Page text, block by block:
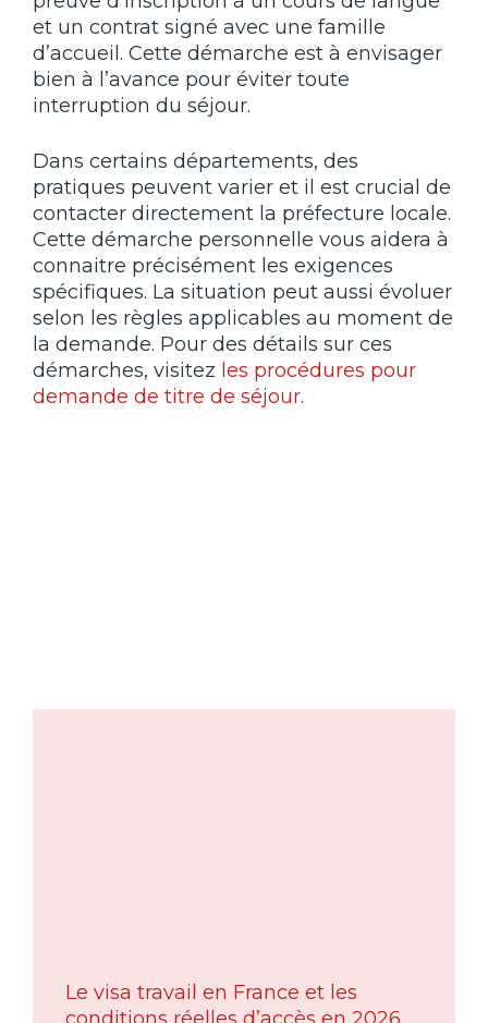
et un contrat signé avec une famille
d’accueil. Cette démarche est à envisager
bien à l’avance pour éviter toute
interruption du séjour.
Dans certains départements, des
pratiques peuvent varier et il est crucial de
contacter directement la préfecture locale.
Cette démarche personnelle vous aidera à
connaitre précisément les exigences
spécifiques. La situation peut aussi évoluer
selon les règles applicables au moment de
la demande. Pour des détails sur ces
démarches, visitez les procédures pour
demande de titre de séjour.
Le visa travail en France et les